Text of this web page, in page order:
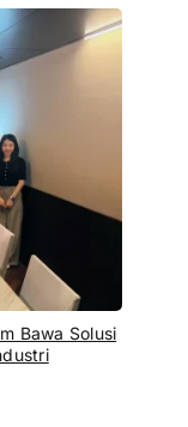
Bawa Solusi